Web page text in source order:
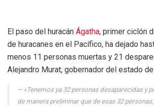
El paso del huracán Ágatha, primer ciclón
de huracanes en el Pacífico, ha dejado
menos 11 personas muertas y 21
Alejandro Murat, gobernador del estado
«Tenemos ya 32 personas desaparecidas y
de manera preliminar que de esas 32